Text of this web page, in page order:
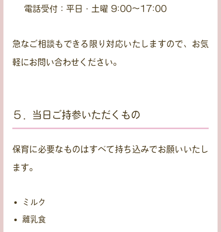
電話受付：平日・土曜 9:00〜17:00
急なご相談もできる限り対応いたしますので、お気
軽にお問い合わせください。
５．当日ご持参いただくもの
保育に必要なものはすべて持ち込みでお願いいたし
ます。
ミルク
離乳食